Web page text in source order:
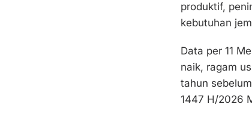
produktif,
kebutuhan
Data per 11
naik, ragam
tahun
1447 H/2026